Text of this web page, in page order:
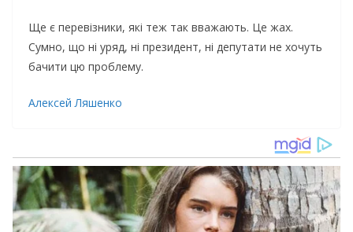
Ще є перевізники, які теж так вважають. Це жах.
Сумно, що ні уряд, ні президент, ні депутати не хочуть
бачити цю проблему.
Алексей Ляшенко